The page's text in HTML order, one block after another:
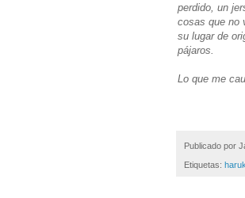
perdido, un
cosas que no
su lugar de
pájaros.
Lo que me
Publicado por
Etiquetas: